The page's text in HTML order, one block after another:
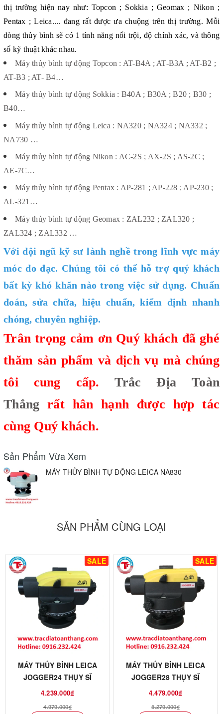
thị trường hiện nay như: Topcon ; Sokkia ; Geomax ; Nikon ;
Pentax ; Leica.... đang rất được ưa chuộng trên thị trường. Mỗi
dòng thủy bình sẽ có 1 tính năng nổi trội, độ chính xác, và thông
số kỹ thuật khác nhau.
Máy thủy bình tự động Topcon : AT-B4A ; AT-B3A ; AT-B2 ;
AT-B3 ; AT- B4…
Máy thủy bình tự động Sokkia : B40A ; B30A ; B20 ; B30 ;
B40…
Máy thủy bình tự động Leica : NA320 ; NA324 ; NA332 ;
NA730 …
Máy thủy bình tự động Nikon : AC-2S ; AX-2S ; AS-2C ;
AE-7C…
Máy thủy bình tự động Pentax : AP-281 ; AP-228 ; AP-230 ;
AL-321…
Máy thủy bình tự động Geomax : ZAL232 ; ZAL320 ;
ZAL324 ; ZAL332 …
Với đội ngũ kỹ sư lành nghề trong lĩnh vực máy
móc đo đạc. Chúng tôi có thể hỗ trợ quý khách
bất kỳ khó khăn nào trong việc sử dụng. Chuẩn
đoán, sửa chữa, hiệu chuẩn, kiểm định nhanh
chóng, chuyên nghiệp.
Trân trọng cảm ơn Quý khách đã ghé
thăm sản phẩm và dịch vụ mà chúng
tôi cung cấp.Trắc Địa Toàn
Thắng rất hân hạnh được hợp tác
cùng Quý khách.
Sản Phẩm Vừa Xem
MÁY THỦY BÌNH TỰ ĐỘNG LEICA NA830
SẢN PHẨM CÙNG LOẠI
SALE
MÁY THỦY BÌNH LEICA
JOGGER24 THỤY SĨ
4.239.000₫
4.979.000₫
SALE
MÁY THỦY BÌNH LEICA
JOGGER28 THỤY SĨ
4.479.000₫
5.279.000₫